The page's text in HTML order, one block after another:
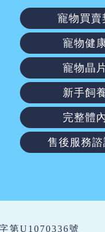
寵物買賣
寵物健
寵物晶
新手飼
完整體
售後服務
第U1070336號